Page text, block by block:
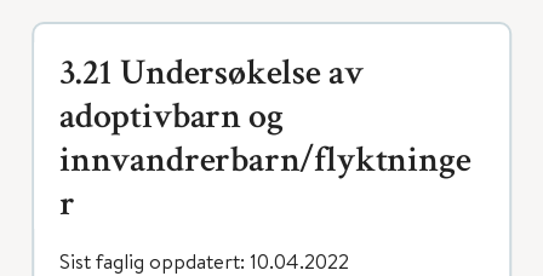
3.21 Undersøkelse av
adoptivbarn og
innvandrerbarn/flyktninge
r
Sist faglig oppdatert: 10.04.2022